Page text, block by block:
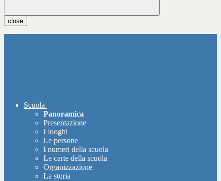
close
Scuola
Panoramica
Presentazione
I luoghi
Le persone
I numeri della scuola
Le carte della scuola
Organizzazione
La storia